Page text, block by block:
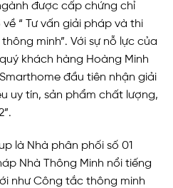
được cấp chứng chỉ
“ Tư vấn giải pháp và thi
minh”. Với sự nỗ lực của
khách hàng Hoàng Minh
đầu tiên nhận giải
uy tín, sản phẩm chất lượng,
là Nhà phân phối số 01
Nhà Thông Minh nổi tiếng
như Công tắc thông minh